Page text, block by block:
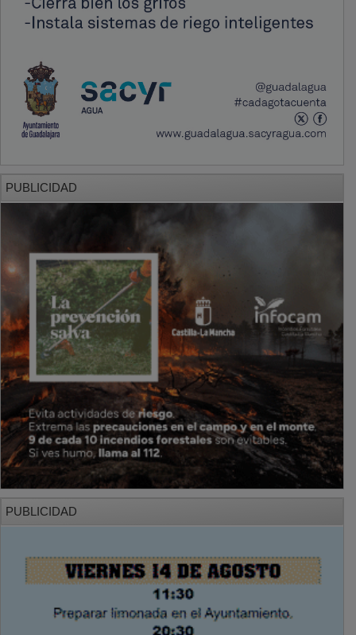
PUBLICIDAD
PUBLICIDAD